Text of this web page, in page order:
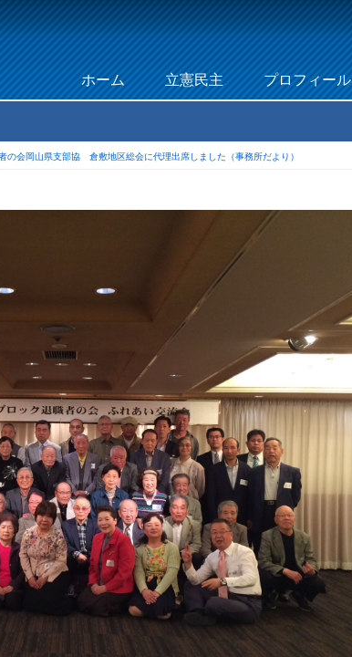
Menu
Skip to content
ホーム 立憲民主 プロフィール
の会岡山県支部協 倉敷地区総会に代理出席しました（事務所だより）